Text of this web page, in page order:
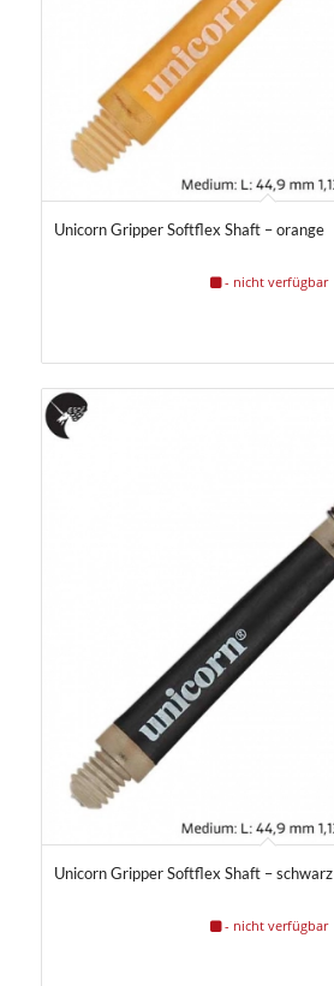
Unicorn Gripper Softflex Shaft – orange
- nicht verfügbar
Unicorn Gripper Softflex Shaft – schwarz
- nicht verfügbar